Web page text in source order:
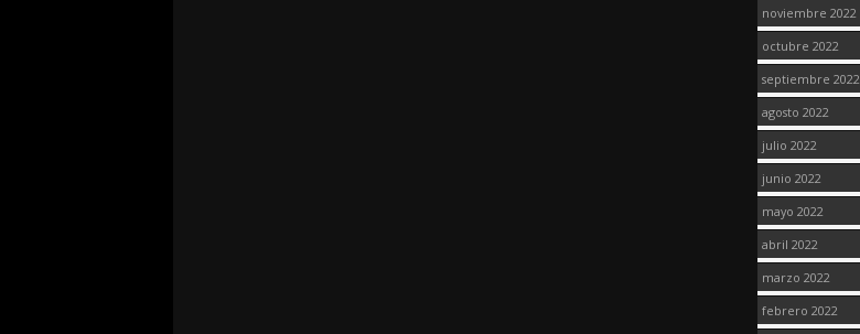
noviembre 2022
octubre 2022
septiembre 2022
agosto 2022
julio 2022
junio 2022
mayo 2022
abril 2022
marzo 2022
febrero 2022